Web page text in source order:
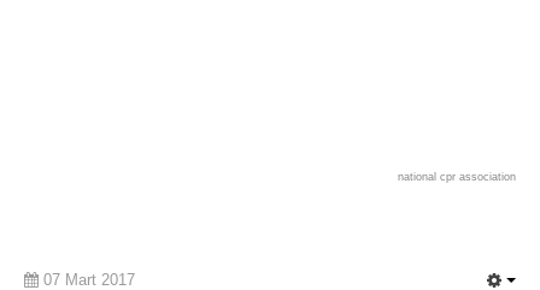
national cpr association
07 Mart 2017